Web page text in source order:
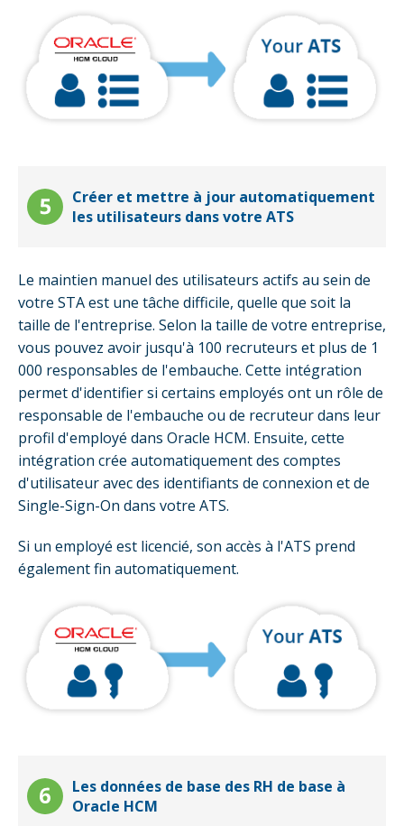
Créer et mettre à jour automatiquement
les utilisateurs dans votre ATS
Le maintien manuel des utilisateurs actifs au sein de
votre STA est une tâche difficile, quelle que soit la
taille de l'entreprise. Selon la taille de votre entreprise,
vous pouvez avoir jusqu'à 100 recruteurs et plus de 1
000 responsables de l'embauche. Cette intégration
permet d'identifier si certains employés ont un rôle de
responsable de l'embauche ou de recruteur dans leur
profil d'employé dans Oracle HCM. Ensuite, cette
intégration crée automatiquement des comptes
d'utilisateur avec des identifiants de connexion et de
Single-Sign-On dans votre ATS.
Si un employé est licencié, son accès à l'ATS prend
également fin automatiquement.
Les données de base des RH de base à
Oracle HCM